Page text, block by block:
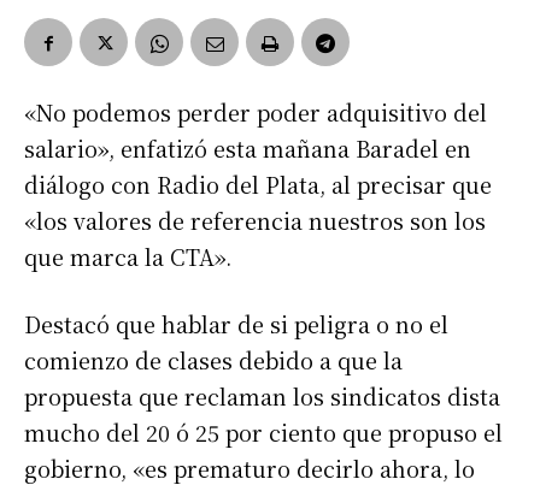
«No podemos perder poder adquisitivo del
salario», enfatizó esta mañana Baradel en
diálogo con Radio del Plata, al precisar que
«los valores de referencia nuestros son los
que marca la CTA».
Destacó que hablar de si peligra o no el
comienzo de clases debido a que la
propuesta que reclaman los sindicatos dista
mucho del 20 ó 25 por ciento que propuso el
gobierno, «es prematuro decirlo ahora, lo